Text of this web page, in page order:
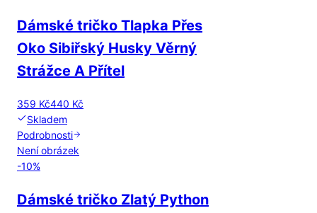
Dámské tričko Tlapka Přes
Oko Sibiřský Husky Věrný
Strážce A Přítel
359 Kč440 Kč
Skladem
Podrobnosti
Není obrázek
-10%
Dámské tričko Zlatý Python